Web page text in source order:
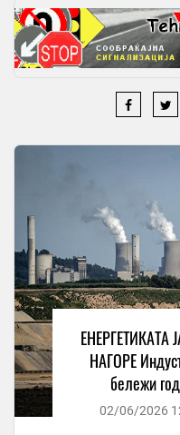
ЕНЕРГЕТИКАТА
НАГОРЕ
бележи
02/06/2026